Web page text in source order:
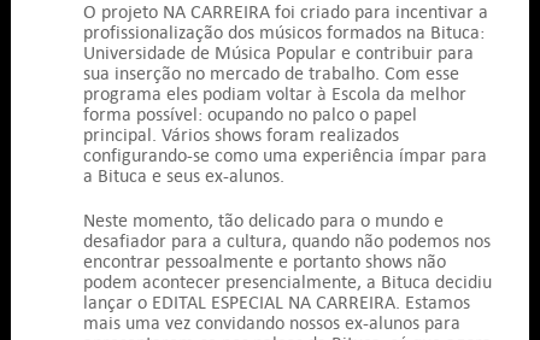
O projeto NA CARREIRA foi criado para incentivar a
profissionalização dos músicos formados na Bituca:
Universidade de Música Popular e contribuir para
sua inserção no mercado de trabalho. Com esse
programa eles podiam voltar à Escola da melhor
forma possível: ocupando no palco o papel
principal. Vários shows foram realizados
configurando-se como uma experiência ímpar para
a Bituca e seus ex-alunos.
Neste momento, tão delicado para o mundo e
desafiador para a cultura, quando não podemos nos
encontrar pessoalmente e portanto shows não
podem acontecer presencialmente, a Bituca decidiu
lançar o EDITAL ESPECIAL NA CARREIRA. Estamos
mais uma vez convidando nossos ex-alunos para